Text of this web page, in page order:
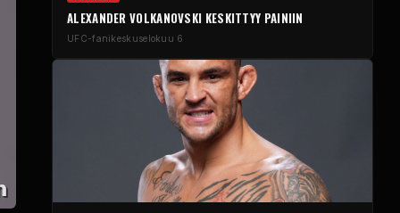
ALEXANDER VOLKANOVSKI KESKITTYY PAINIIN
UFC-fanikeskuselokuu 6